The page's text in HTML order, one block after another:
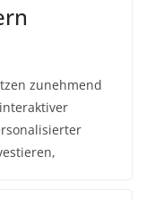
zunehmend